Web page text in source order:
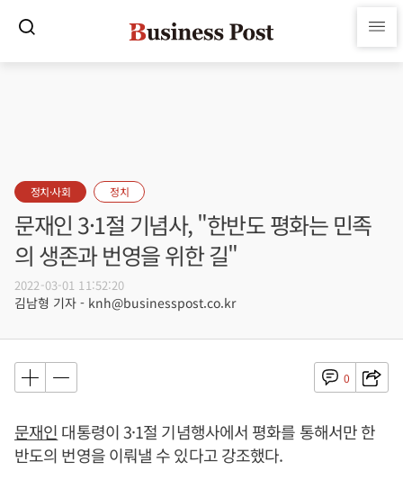
정치·사회 정치
문재인 3·1절 기념사, "한반도 평화는 민족
의 생존과 번영을 위한 길"
2022-03-01 11:52:20
김남형 기자 - knh@businesspost.co.kr
0
문재인 대통령이 3·1절 기념행사에서 평화를 통해서만 한
반도의 번영을 이뤄낼 수 있다고 강조했다.